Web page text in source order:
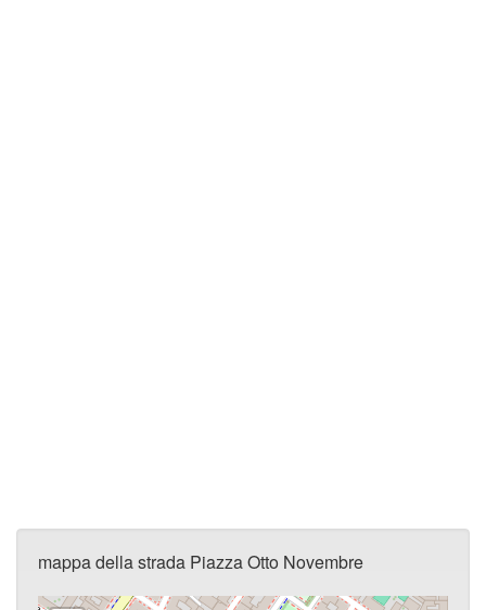
mappa della strada Piazza Otto Novembre